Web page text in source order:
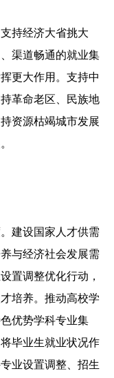
持经济大省挑大
渠道畅通的就业集
更大作用。支持中
革命老区、民族地
资源枯竭城市发展
建设国家人才供需
与经济社会发展需
置调整优化行动，
培养。推动高校学
优势学科专业集
毕业生就业状况作
业设置调整、招生